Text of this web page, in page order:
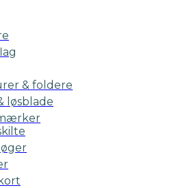
& foldere
løsblade